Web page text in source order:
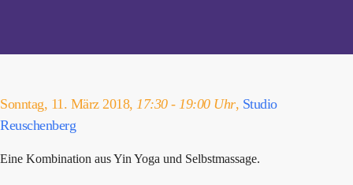
Sonntag, 11. März 2018, 17:30 - 19:00 Uhr, Studio
Reuschenberg
Eine Kombination aus Yin Yoga und Selbstmassage.